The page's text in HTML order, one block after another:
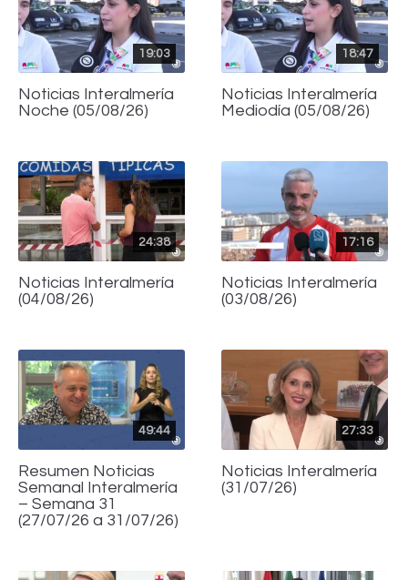
19:03
Noticias Interalmería
Noche (05/08/26)
18:47
Noticias Interalmería
Mediodía (05/08/26)
24:38
Noticias Interalmería
(04/08/26)
17:16
Noticias Interalmería
(03/08/26)
49:44
Resumen Noticias
Semanal Interalmería
– Semana 31
(27/07/26 a 31/07/26)
27:33
Noticias Interalmería
(31/07/26)